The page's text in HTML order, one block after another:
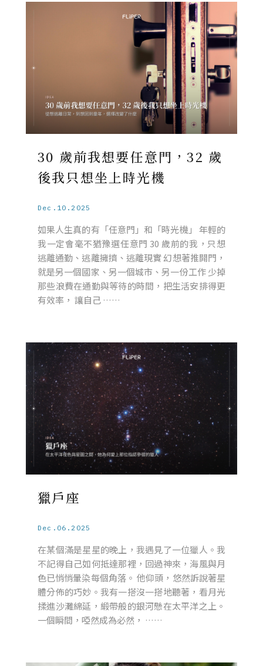
30 歲前我想要任意門，32 歲
後我只想坐上時光機
Dec.10.2025
如果人生真的有「任意門」和「時光機」 年輕的
我一定會毫不猶豫選任意門 30 歲前的我，只想
逃離通勤、逃離擁擠、逃離現實 幻想著推開門，
就是另一個國家、另一個城市、另一份工作 少掉
那些浪費在通勤與等待的時間，把生活安排得更
有效率， 讓自己 ……
獵戶座
Dec.06.2025
在某個滿是星星的晚上，我遇見了一位獵人。我
不記得自己如何抵達那裡，回過神來，海風與月
色已悄悄暈染每個角落。 他仰頭，悠然訴說著星
體分佈的巧妙。我有一搭沒一搭地聽著，看月光
揉進沙灘綿延，緞帶般的銀河懸在太平洋之上。
一個瞬間，啞然成為必然， ……